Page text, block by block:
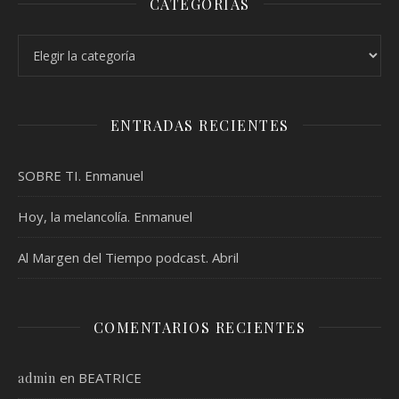
ENTRADAS RECIENTES
SOBRE TI. Enmanuel
Hoy, la melancolía. Enmanuel
Al Margen del Tiempo podcast. Abril
COMENTARIOS RECIENTES
admin en BEATRICE